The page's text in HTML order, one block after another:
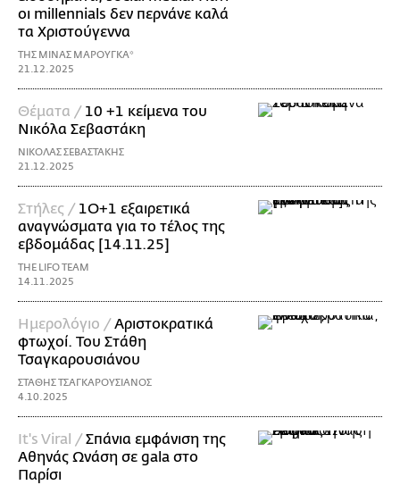
οι millennials δεν περνάνε καλά
τα Χριστούγεννα
ΤΗΣ ΜΙΝΑΣ ΜΑΡΟΥΓΚΑ*
21.12.2025
Θέματα / 10 +1 κείμενα του
Νικόλα Σεβαστάκη
ΝΙΚΟΛΑΣ ΣΕΒΑΣΤΑΚΗΣ
21.12.2025
Στήλες / 1Ο+1 εξαιρετικά
αναγνώσματα για το τέλος της
εβδομάδας [14.11.25]
THE LIFO TEAM
14.11.2025
Ημερολόγιο /Αριστοκρατικά
φτωχοί. Του Στάθη
Τσαγκαρουσιάνου
ΣΤΑΘΗΣ ΤΣΑΓΚΑΡΟΥΣΙΑΝΟΣ
4.10.2025
It's Viral /Σπάνια εμφάνιση της
Αθηνάς Ωνάση σε gala στο
Παρίσι